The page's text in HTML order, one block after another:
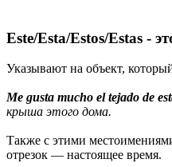
Este/Esta/Estos/Estas -
Указывают на объект,
Me gusta mucho el tejado de
крыша этого дома.
Также с этими
отрезок — настоящее время.